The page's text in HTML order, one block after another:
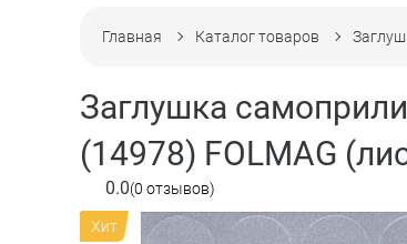
Главная Каталог товаров
Заглушка
(14978) FOLMAG
0.0(0 отзывов)
Хит